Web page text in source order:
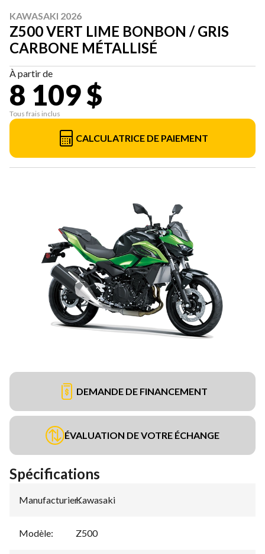
KAWASAKI 2026
Z500 VERT LIME BONBON / GRIS
CARBONE MÉTALLISÉ
À partir de
8 109 $
Tous frais inclus
CALCULATRICE DE PAIEMENT
DEMANDE DE FINANCEMENT
ÉVALUATION DE VOTRE ÉCHANGE
Spécifications
Manufacturier:
Kawasaki
Modèle: Z500